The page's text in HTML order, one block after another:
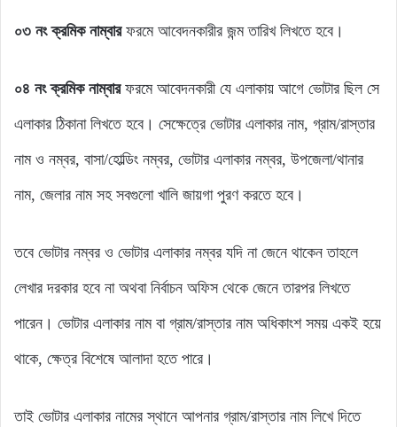
০৩ নংক্রমিক নাম্বারফরমে আবেদনকারীর জন্ম তারিখ লিখতে হবে।
০৪ নং ক্রমিক নাম্বারফরমে আবেদনকারী যে এলাকায় আগে ভোটার ছিল সে
এলাকার ঠিকানা লিখতে হবে। সেক্ষেত্রে ভোটার এলাকার নাম, গ্রাম/রাস্তার
নাম ও নম্বর, বাসা/হোল্ডিং নম্বর, ভোটার এলাকার নম্বর, উপজেলা/থানার
নাম, জেলার নাম সহ সবগুলো খালি জায়গা পুরণ করতে হবে।
তবে ভোটার নম্বর ও ভোটার এলাকার নম্বর যদি না জেনে থাকেন তাহলে
লেখার দরকার হবে না অথবা নির্বাচন অফিস থেকে জেনে তারপর লিখতে
পারেন। ভোটার এলাকার নাম বা গ্রাম/রাস্তার নাম অধিকাংশ সময় একই হয়ে
থাকে, ক্ষেত্র বিশেষে আলাদা হতে পারে।
তাই ভোটার এলাকার নামের স্থানে আপনার গ্রাম/রাস্তার নাম লিখে দিতে